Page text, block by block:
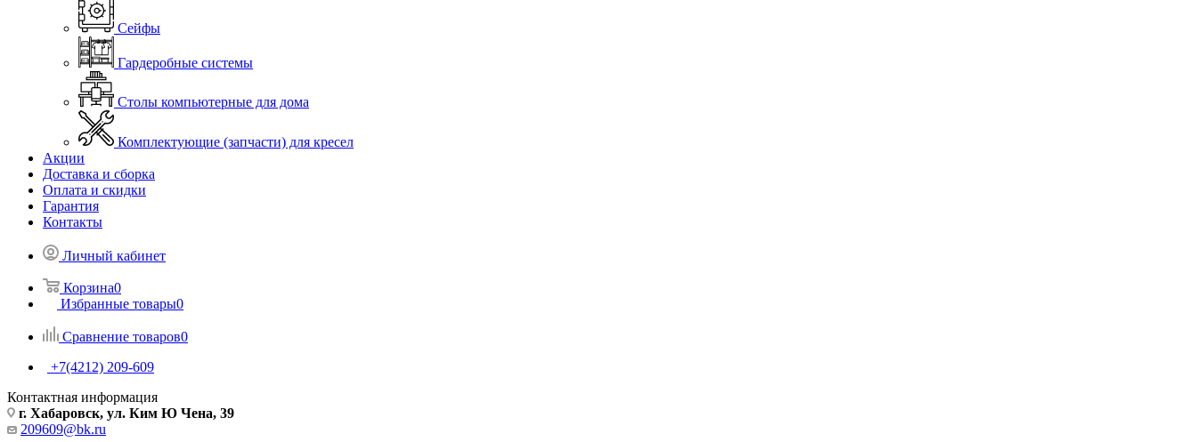
Сейфы
Гардеробные системы
Столы компьютерные для дома
Комплектующие (запчасти) для кресел
Акции
Доставка и сборка
Оплата и скидки
Гарантия
Контакты
Личный кабинет
Корзина0
Избранные товары0
Сравнение товаров0
+7(4212) 209-609
Контактная информация
г. Хабаровск, ул. Ким Ю Чена, 39
209609@bk.ru